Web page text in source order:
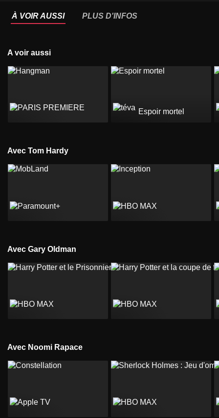
À VOIR AUSSI PLUS D'INFOS
A voir aussi
Espoir mortel
Avec Tom Hardy
Avec Gary Oldman
Avec Noomi Rapace